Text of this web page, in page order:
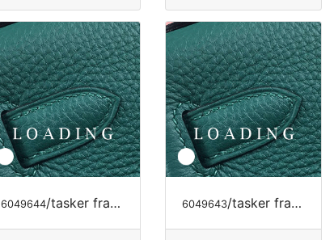
6049644/tasker fra LONGCHAMP 6049643/tasker fra LONGCHAMP